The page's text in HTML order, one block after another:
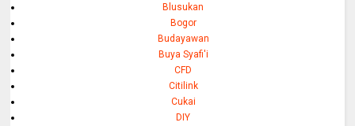
Blusukan
Bogor
Budayawan
Buya Syafi'i
CFD
Citilink
Cukai
DIY